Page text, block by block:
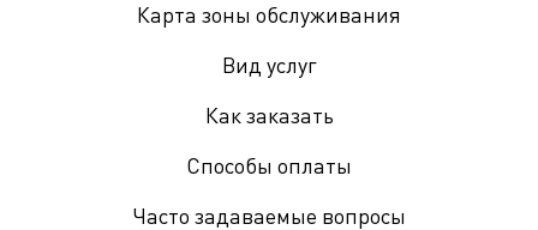
Карта зоны обслуживания
Вид услуг
Как заказать
Способы оплаты
Часто задаваемые вопросы